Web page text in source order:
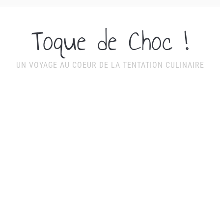
Toque de Choc !
UN VOYAGE AU COEUR DE LA TENTATION CULINAIRE